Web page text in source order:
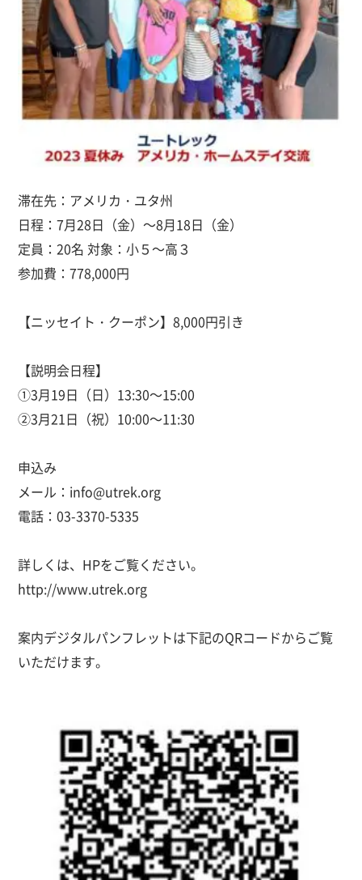
滞在先：アメリカ・ユタ州
日程：7月28日（金）～8月18日（金）
定員：20名 対象：小５～高３
参加費：778,000円
【ニッセイト・クーポン】8,000円引き
【説明会日程】
①3月19日（日）13:30～15:00
②3月21日（祝）10:00～11:30
申込み
メール：info@utrek.org
電話：03-3370-5335
詳しくは、HPをご覧ください。
http://www.utrek.org
案内デジタルパンフレットは下記のQRコードからご覧
いただけます。